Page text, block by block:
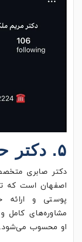
۵. دکتر حسین صابری
دکتر صابری
اصفهان است که
پوستی و ارائه
مشاوره‌های کامل
او محسوب می‌شود.